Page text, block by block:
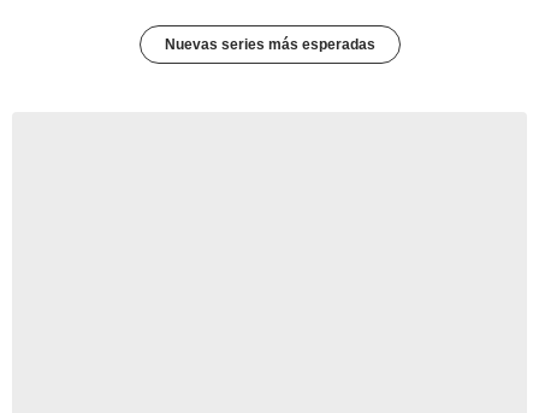
Nuevas series más esperadas